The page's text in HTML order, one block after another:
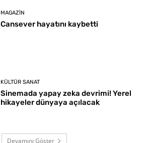
MAGAZIN
Cansever hayatını kaybetti
KÜLTÜR SANAT
Sinemada yapay zeka devrimi! Yerel
hikayeler dünyaya açılacak
Devamını Göster